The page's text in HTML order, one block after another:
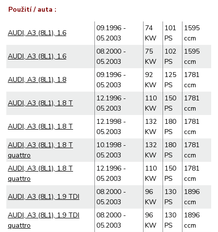
Použití / auta :
AUDI, A3 (8L1), 1.6
09.1996 -
05.2003
74
KW
101
PS
1595
ccm
AUDI, A3 (8L1), 1.6
08.2000 -
05.2003
75
KW
102
PS
1595
ccm
AUDI, A3 (8L1), 1.8
09.1996 -
05.2003
92
KW
125
PS
1781
ccm
AUDI, A3 (8L1), 1.8 T
12.1996 -
05.2003
110
KW
150
PS
1781
ccm
AUDI, A3 (8L1), 1.8 T
12.1998 -
05.2003
132
KW
180
PS
1781
ccm
AUDI, A3 (8L1), 1.8 T
quattro
10.1998 -
05.2003
132
KW
180
PS
1781
ccm
AUDI, A3 (8L1), 1.8 T
quattro
12.1996 -
05.2003
110
KW
150
PS
1781
ccm
AUDI, A3 (8L1), 1.9 TDI
08.2000 -
05.2003
96
KW
130
PS
1896
ccm
AUDI, A3 (8L1), 1.9 TDI
quattro
08.2000 -
05.2003
96
KW
130
PS
1896
ccm